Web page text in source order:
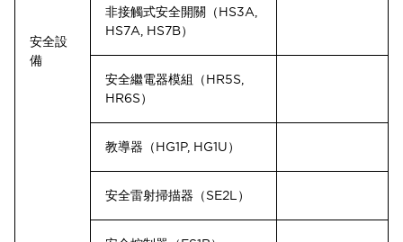
安全設
備
非接觸式安全開關（HS3A,
HS7A, HS7B）
安全繼電器模組（HR5S,
HR6S）
教導器（HG1P, HG1U）
安全雷射掃描器（SE2L）